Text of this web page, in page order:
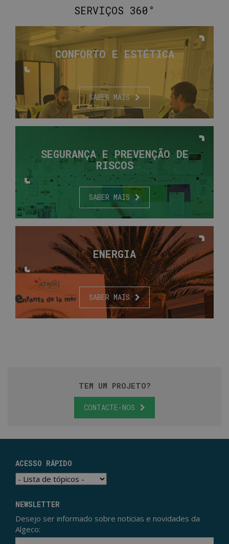
SERVIÇOS 360°
CONFORTO E ESTÉTICA
SABER MAIS
SEGURANÇAE PREVENÇÃODE
RISCOS
SABER MAIS
ENERGIA
SABER MAIS
TEM UM PROJETO?
CONTACTE-NOS
ACESSO RÁPIDO
NEWSLETTER
Desejo ser informado sobre noticias e novidades da
Algeco: